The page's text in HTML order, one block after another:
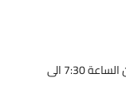
ساعات العمل: من الأحد إلى الخميس، من الساعة 7:30 الى